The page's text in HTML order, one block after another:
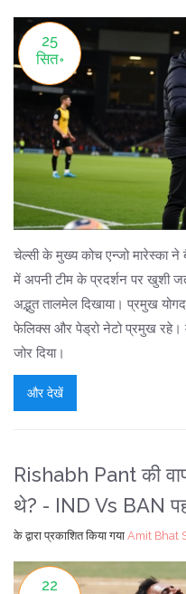
25
सित॰
चेल्सी के मुख्य कोच एन्जो मारेस्का
में अपनी टीम के प्रदर्शन पर खुशी
अद्भुत तालमेल दिखाया। प्रमुख
फेलिक्स और पेड्रो नेटो प्रमुख रहे।
जोर दिया।
और देखें
Rishabh Pant की
थे? - IND Vs BAN
के द्वारा प्रकाशित किया गया Amit Bhat
22